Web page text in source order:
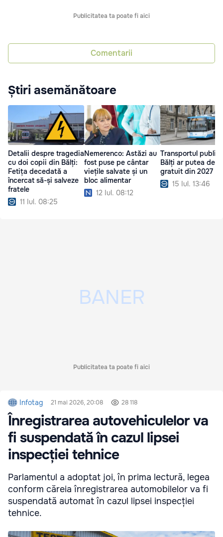
Publicitatea ta poate fi aici
Comentarii
Știri asemănătoare
Detalii despre tragedia
cu doi copii din Bălți:
Fetița decedată a
încercat să-și salveze
fratele
11 Iul. 08:25
Nemerenco: Astăzi au
fost puse pe cântar
viețile salvate și un
bloc alimentar
12 Iul. 08:12
Transportul public
Bălți ar putea
gratuit din 2027
15 Iul. 13:46
Publicitatea ta poate fi aici
Infotag 21 mai 2026, 20:08 28 118
Înregistrarea autovehiculelor va
fi suspendată în cazul lipsei
inspecției tehnice
Parlamentul a adoptat joi, în prima lectură, legea
conform căreia înregistrarea automobilelor va fi
suspendată automat în cazul lipsei inspecției
tehnice.